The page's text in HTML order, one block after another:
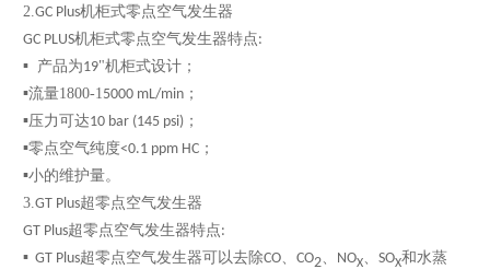
2.GC Plus机柜式零点空气发生器
GC PLUS机柜式零点空气发生器特点:
▪ 产品为19"机柜式设计；
▪︎流量1800-15000 mL/min ；
▪︎压力可达10 bar (145 psi) ；
▪︎零 点空气纯度<0.1 ppm HC ；
▪︎小的维护量。
3.GT Plus超零 点空气发生器
GT Plus超零 点空气发生器特点:
▪ GT Plus超零 点空气发生器可以去除CO、CO2、NOX、SOX和水蒸